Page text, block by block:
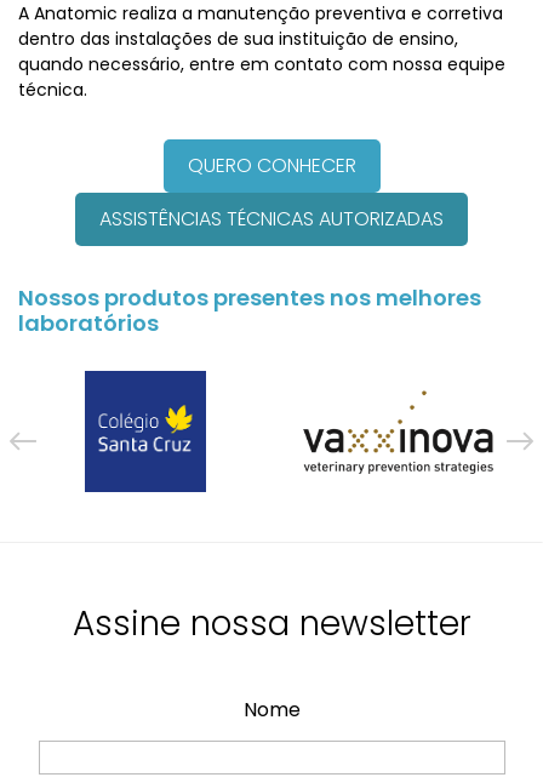
A Anatomic realiza a manutenção preventiva e corretiva
dentro das instalações de sua instituição de ensino,
quando necessário, entre em contato com nossa equipe
técnica.
QUERO CONHECER
ASSISTÊNCIAS TÉCNICAS AUTORIZADAS
Nossos produtos presentes nos melhores
laboratórios
Assine nossa newsletter
Nome